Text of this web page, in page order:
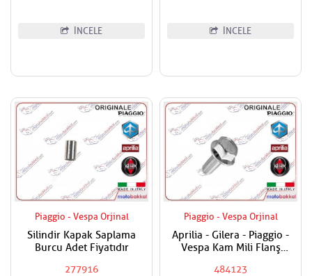
İNCELE İNCELE
Piaggio - Vespa Orjinal
Silindir Kapak Saplama
Burcu Adet Fiyatıdır
277916
Piaggio - Vespa Orjinal
Aprilia - Gilera - Piaggio -
Vespa Kam Mili Flanş
484123